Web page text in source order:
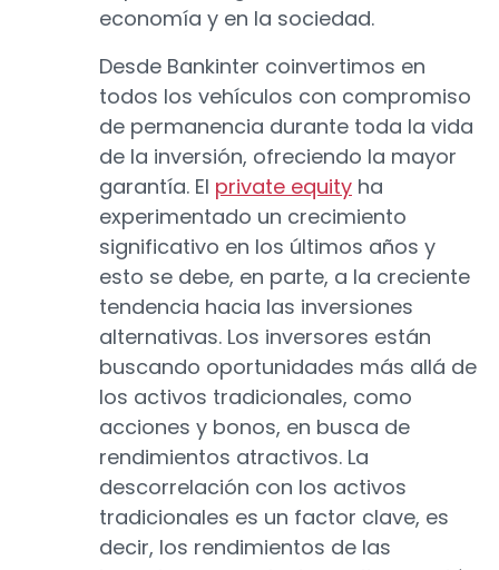
economía y en la sociedad.
Desde Bankinter coinvertimos en
todos los vehículos con compromiso
de permanencia durante toda la vida
de la inversión, ofreciendo la mayor
garantía. El private equity ha
experimentado un crecimiento
significativo en los últimos años y
esto se debe, en parte, a la creciente
tendencia hacia las inversiones
alternativas. Los inversores están
buscando oportunidades más allá de
los activos tradicionales, como
acciones y bonos, en busca de
rendimientos atractivos. La
descorrelación con los activos
tradicionales es un factor clave, es
decir, los rendimientos de las